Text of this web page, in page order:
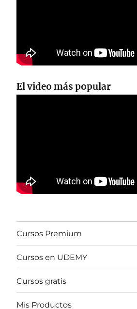
El video más popular
Cursos Premium
Cursos en UDEMY
Cursos gratis
Mis Productos